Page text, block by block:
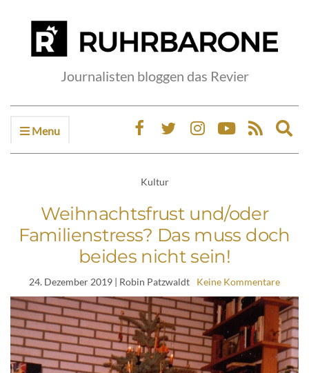
Journalisten bloggen das Revier
Menu
Kultur
Weihnachtsfrust und/oder
Familienstress? Das muss doch
beides nicht sein!
24. Dezember 2019 | Robin Patzwaldt Keine Kommentare